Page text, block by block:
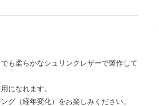
も柔らかなシュリンクレザーで製作して
になれます。
グ（経年変化）をお楽しみください。